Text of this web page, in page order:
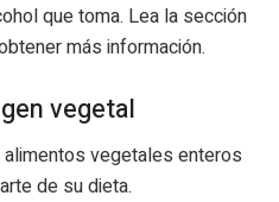
que toma. Lea la sección
más información.
vegetal
vegetales enteros
de su dieta.